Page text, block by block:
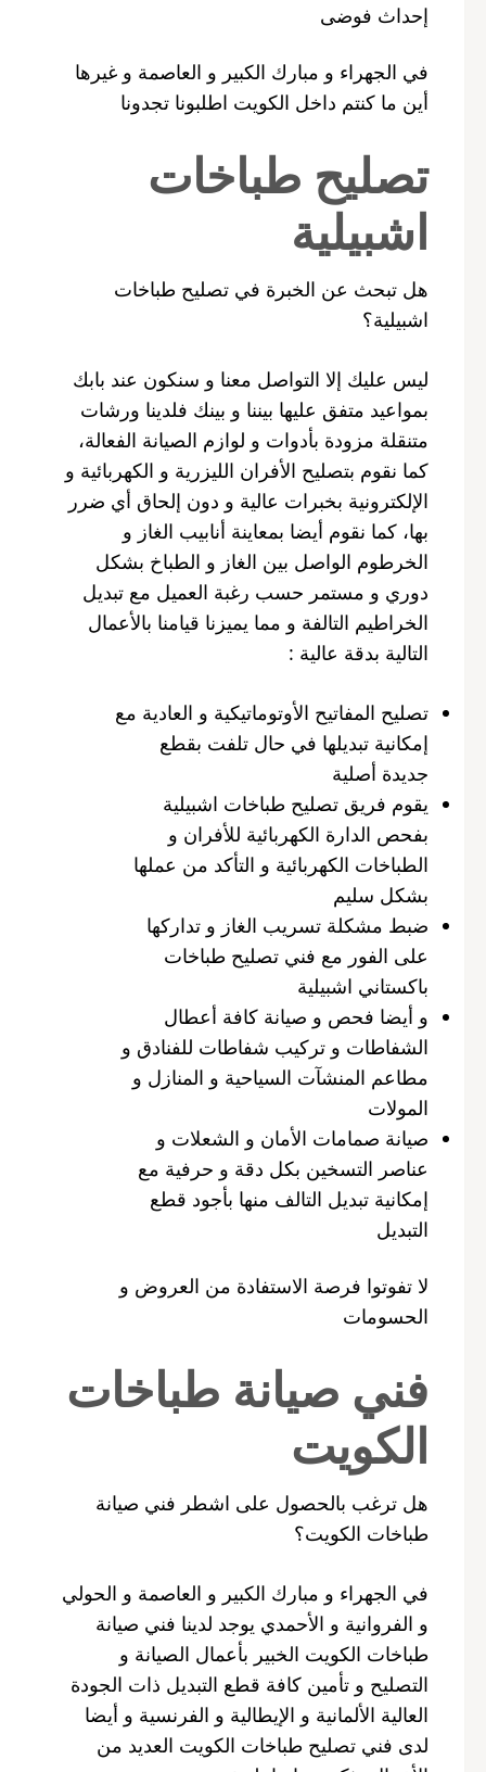
إحداث فوضى
في الجهراء و مبارك الكبير و العاصمة و غيرها
أين ما كنتم داخل الكويت اطلبونا تجدونا
تصليح طباخات
اشبيلية
هل تبحث عن الخبرة في تصليح طباخات
اشبيلية؟
ليس عليك إلا التواصل معنا و سنكون عند بابك
بمواعيد متفق عليها بيننا و بينك فلدينا ورشات
متنقلة مزودة بأدوات و لوازم الصيانة الفعالة،
كما نقوم بتصليح الأفران الليزرية و الكهربائية و
الإلكترونية بخبرات عالية و دون إلحاق أي ضرر
بها، كما نقوم أيضا بمعاينة أنابيب الغاز و
الخرطوم الواصل بين الغاز و الطباخ بشكل
دوري و مستمر حسب رغبة العميل مع تبديل
الخراطيم التالفة و مما يميزنا قيامنا بالأعمال
التالية بدقة عالية :
تصليح المفاتيح الأوتوماتيكية و العادية مع
إمكانية تبديلها في حال تلفت بقطع
جديدة أصلية
يقوم فريق تصليح طباخات اشبيلية
بفحص الدارة الكهربائية للأفران و
الطباخات الكهربائية و التأكد من عملها
بشكل سليم
ضبط مشكلة تسريب الغاز و تداركها
على الفور مع فني تصليح طباخات
باكستاني اشبيلية
و أيضا فحص و صيانة كافة أعطال
الشفاطات و تركيب شفاطات للفنادق و
مطاعم المنشآت السياحية و المنازل و
المولات
صيانة صمامات الأمان و الشعلات و
عناصر التسخين بكل دقة و حرفية مع
إمكانية تبديل التالف منها بأجود قطع
التبديل
لا تفوتوا فرصة الاستفادة من العروض و
الحسومات
فني صيانة طباخات
الكويت
هل ترغب بالحصول على اشطر فني صيانة
طباخات الكويت؟
في الجهراء و مبارك الكبير و العاصمة و الحولي
و الفروانية و الأحمدي يوجد لدينا فني صيانة
طباخات الكويت الخبير بأعمال الصيانة و
التصليح و تأمين كافة قطع التبديل ذات الجودة
العالية الألمانية و الإيطالية و الفرنسية و أيضا
لدى فني تصليح طباخات الكويت العديد من